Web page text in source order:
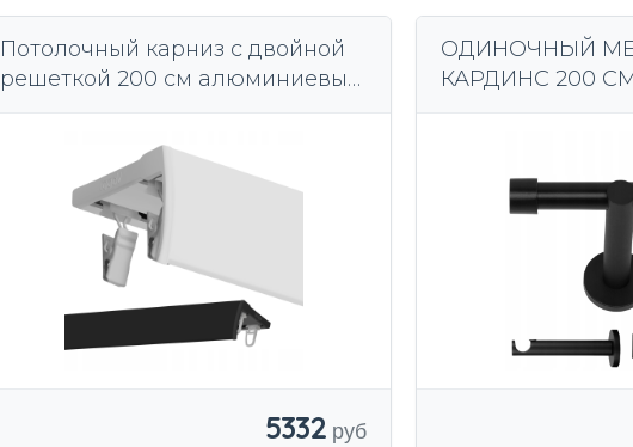
Потолочный карниз с двойной
решеткой 200 см алюминиевый
5332
ОДИНОЧНЫЙ
КАРДИНС 200